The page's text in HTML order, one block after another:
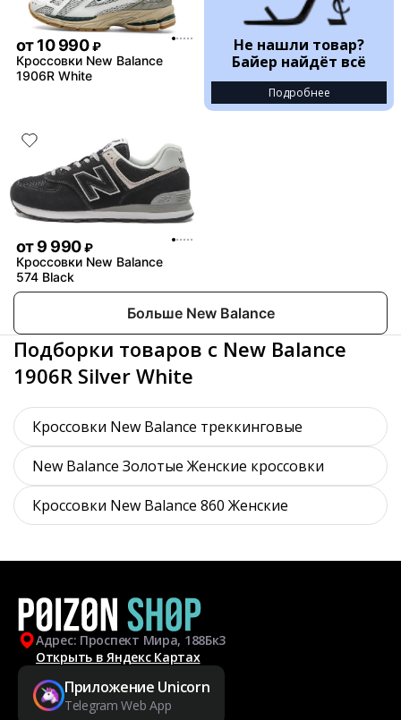
от10 990 ₽
Кроссовки New Balance
1906R White
Не нашли товар?
Байер найдёт всё
Подробнее
от9 990 ₽
Кроссовки New Balance
574 Black
Больше New Balance
Подборки товаров с New Balance
1906R Silver White
Кроссовки New Balance треккинговые
New Balance Золотые Женские кроссовки
Кроссовки New Balance 860 Женские
Адрес: Проспект Мира, 188Бк3
Открыть в Яндекс Картах
Приложение Unicorn
Telegram Web App